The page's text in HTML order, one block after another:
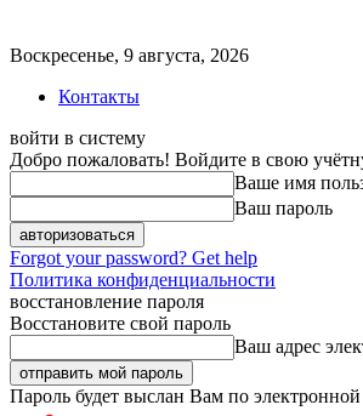
Воскресенье, 9 августа, 2026
Контакты
войти в систему
Добро пожаловать! Войдите в свою
Ваше имя
Ваш пароль
Forgot your password? Get help
Политика конфиденциальности
восстановление пароля
Восстановите свой пароль
Ваш адрес
Пароль будет выслан Вам по электронной